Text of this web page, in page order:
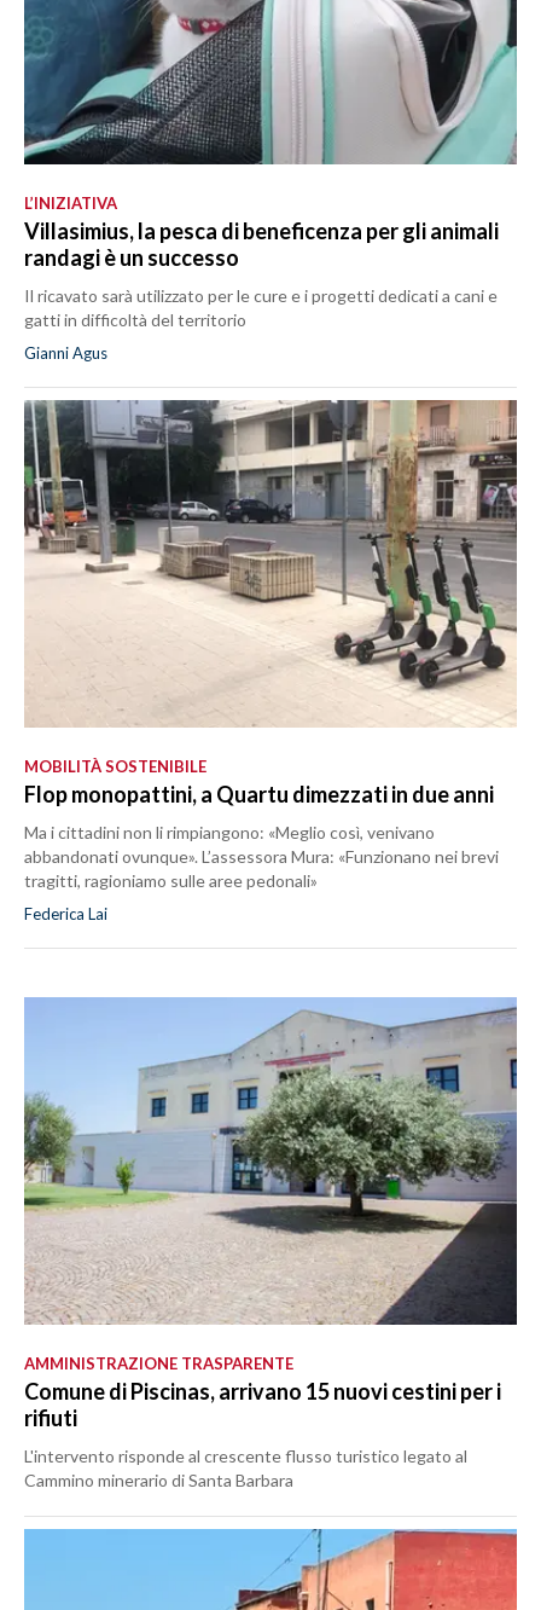
L’INIZIATIVA
Villasimius, la pesca di beneficenza per gli animali
randagi è un successo
Il ricavato sarà utilizzato per le cure e i progetti dedicati a cani e
gatti in difficoltà del territorio
Gianni Agus
MOBILITÀ SOSTENIBILE
Flop monopattini, a Quartu dimezzati in due anni
Ma i cittadini non li rimpiangono: «Meglio così, venivano
abbandonati ovunque». L’assessora Mura: «Funzionano nei brevi
tragitti, ragioniamo sulle aree pedonali»
Federica Lai
AMMINISTRAZIONE TRASPARENTE
Comune di Piscinas, arrivano 15 nuovi cestini per i
rifiuti
L'intervento risponde al crescente flusso turistico legato al
Cammino minerario di Santa Barbara